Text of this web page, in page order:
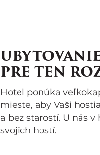
PRE TEN
Hotel ponúka
mieste, aby Vaši
a bez starostí. U nás
svojich hostí.